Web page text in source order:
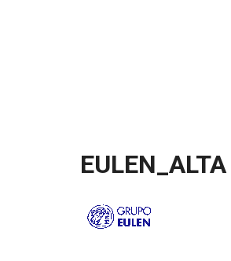
EULEN_ALTA